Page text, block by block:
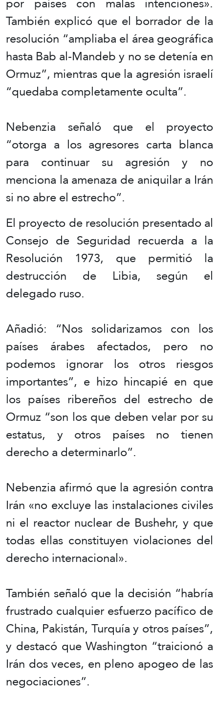
También explicó que el borrador de la
resolución “ampliaba el área geográfica
hasta Bab al-Mandeb y no se detenía en
Ormuz”, mientras que la agresión israelí
“quedaba completamente oculta”.
Nebenzia señaló que el proyecto
“otorga a los agresores carta blanca
para continuar su agresión y no
menciona la amenaza de aniquilar a Irán
si no abre el estrecho”.
El proyecto de resolución presentado al
Consejo de Seguridad recuerda a la
Resolución 1973, que permitió la
destrucción de Libia, según el
delegado ruso.
Añadió: “Nos solidarizamos con los
países árabes afectados, pero no
podemos ignorar los otros riesgos
importantes”, e hizo hincapié en que
los países ribereños del estrecho de
Ormuz “son los que deben velar por su
estatus, y otros países no tienen
derecho a determinarlo”.
Nebenzia afirmó que la agresión contra
Irán «no excluye las instalaciones civiles
ni el reactor nuclear de Bushehr, y que
todas ellas constituyen violaciones del
derecho internacional».
También señaló que la decisión “habría
frustrado cualquier esfuerzo pacífico de
China, Pakistán, Turquía y otros países”,
y destacó que Washington “traicionó a
Irán dos veces, en pleno apogeo de las
negociaciones”.